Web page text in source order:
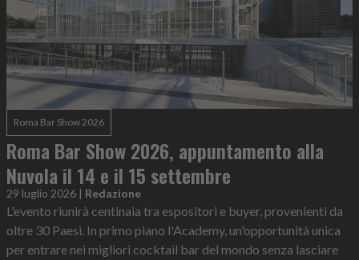
Roma Bar Show 2026
Roma Bar Show 2026, appuntamento alla
Nuvola il 14 e il 15 settembre
29 luglio 2026 | Redazione
L'evento riunirà centinaia tra espositori e buyer, provenienti da
oltre 30 Paesi. In primo piano l'Academy, un'opportunità unica
per entrare nei migliori cocktail bar del mondo senza lasciare